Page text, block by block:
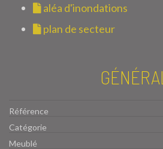
aléa d'inondations
plan de secteur
GÉNÉRAL
Référence
Catégorie
Meublé